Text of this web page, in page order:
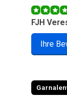
FJH
kan ik
Ihre